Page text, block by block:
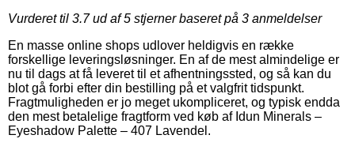
Vurderet til 3.7ud af 5 stjerner baseret på 3 anmeldelser
En masse online shops udlover heldigvis en række
forskellige leveringsløsninger. En af de mest almindelige er
nu til dags at få leveret til et afhentningssted, og så kan du
blot gå forbi efter din bestilling på et valgfrit tidspunkt.
Fragtmuligheden er jo meget ukompliceret, og typisk endda
den mest betalelige fragtform ved køb af Idun Minerals –
Eyeshadow Palette – 407 Lavendel.